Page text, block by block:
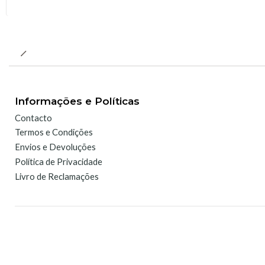
Informações e Políticas
Contacto
Termos e Condições
Envios e Devoluções
Política de Privacidade
Livro de Reclamações